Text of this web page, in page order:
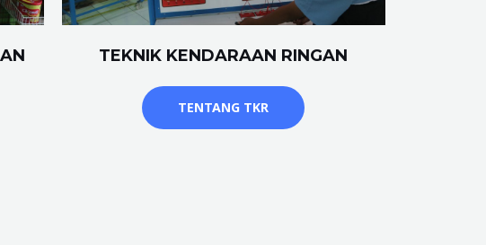
TEKNIK KENDARAAN RINGAN
TENTANG TKR